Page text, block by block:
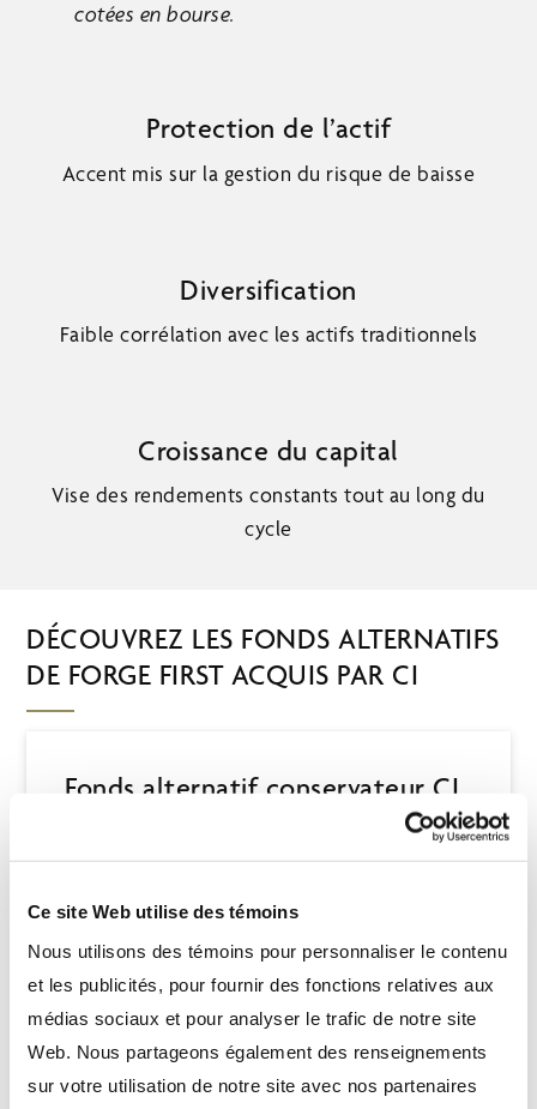
Ce site Web utilise des témoins
Nous utilisons des témoins pour personnaliser le contenu
et les publicités, pour fournir des fonctions relatives aux
médias sociaux et pour analyser le trafic de notre site
Web. Nous partageons également des renseignements
sur votre utilisation de notre site avec nos partenaires
cotées en bourse.
Protection de l’actif
Accent mis sur la gestion du risque de baisse
Diversification
Faible corrélation avec les actifs traditionnels
Croissance du capital
Vise des rendements constants tout au long du
cycle
DÉCOUVREZ LES FONDS ALTERNATIFS
DE FORGE FIRST ACQUIS PAR CI
Fonds alternatif conservateur CI
EN SAVOIR PLUS
Fonds alternatif à positions